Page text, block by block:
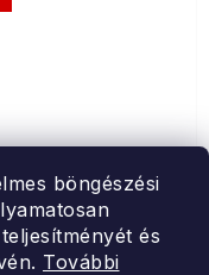
böngészési
és
További
Elements
világoskék és